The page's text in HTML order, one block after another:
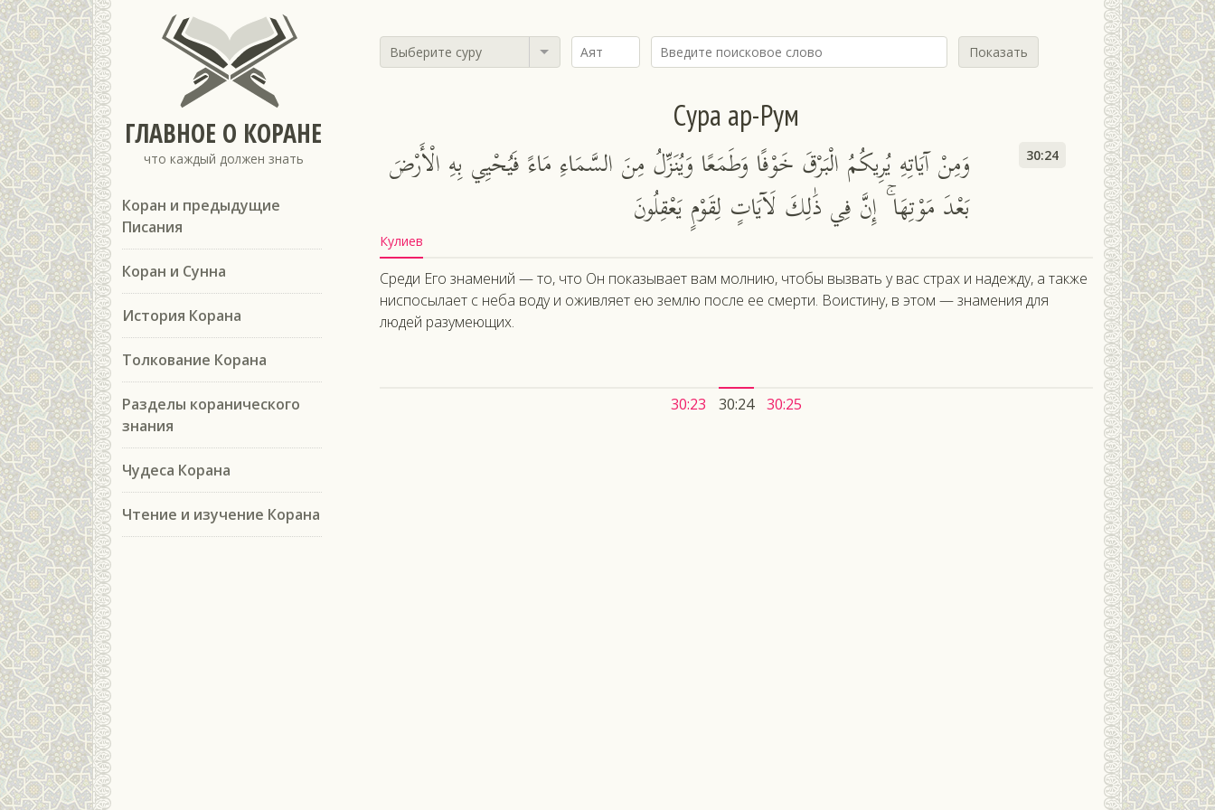
ГЛАВНОЕ О КОРАНЕ
что каждый должен знать
Коран и предыдущие
Писания
Коран и Сунна
История Корана
Толкование Корана
Разделы коранического
знания
Чудеса Корана
Чтение и изучение Корана
Выберите суру Показать
Сура ар-Рум
وَمِنْ آيَاتِهِ يُرِيكُمُ الْبَرْقَ خَوْفًا وَطَمَعًا وَيُنَزِّلُ مِنَ السَّمَاءِ مَاءً فَيُحْيِي بِهِ الْأَرْضَ
بَعْدَ مَوْتِهَا ۚ إِنَّ فِي ذَٰلِكَ لَآيَاتٍ لِقَوْمٍ يَعْقِلُونَ
30:24
Кулиев
Среди Его знамений — то, что Он показывает вам молнию, чтобы вызвать у вас страх и надежду, а также
ниспосылает с неба воду и оживляет ею землю после ее смерти. Воистину, в этом — знамения для
людей разумеющих.
30:23 30:24 30:25